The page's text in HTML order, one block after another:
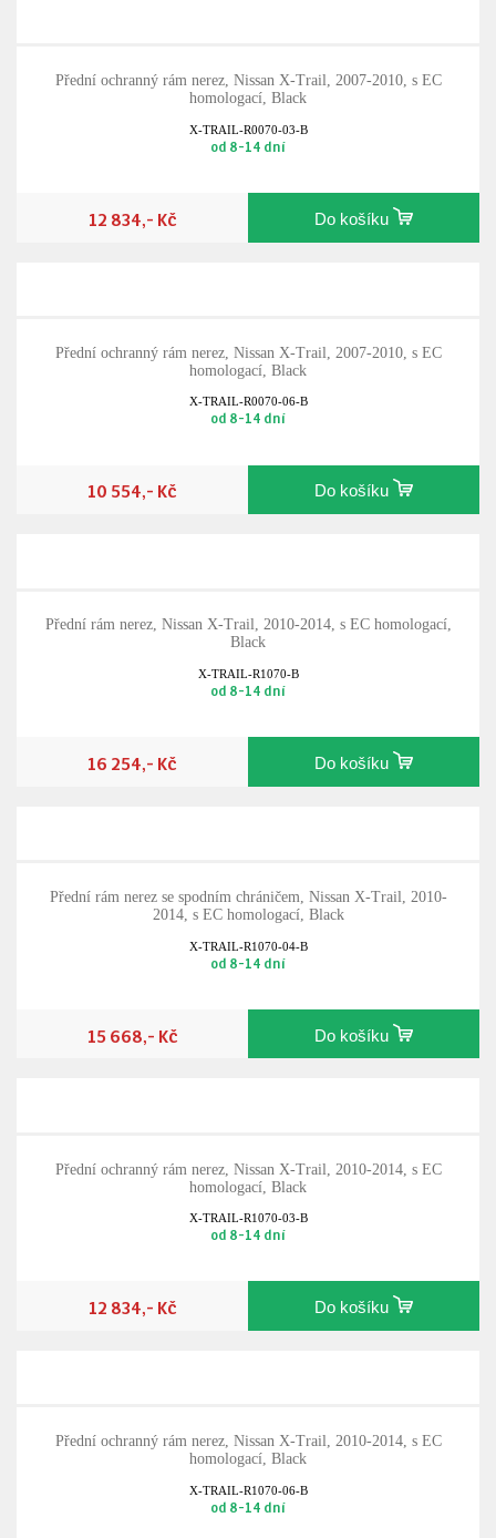
Přední ochranný rám nerez, Nissan X-Trail, 2007-2010, s EC
homologací, Black
X-TRAIL-R0070-03-B
od 8-14 dní
12 834,- Kč Do košíku
Přední ochranný rám nerez, Nissan X-Trail, 2007-2010, s EC
homologací, Black
X-TRAIL-R0070-06-B
od 8-14 dní
10 554,- Kč Do košíku
Přední rám nerez, Nissan X-Trail, 2010-2014, s EC homologací,
Black
X-TRAIL-R1070-B
od 8-14 dní
16 254,- Kč Do košíku
Přední rám nerez se spodním chráničem, Nissan X-Trail, 2010-
2014, s EC homologací, Black
X-TRAIL-R1070-04-B
od 8-14 dní
15 668,- Kč Do košíku
Přední ochranný rám nerez, Nissan X-Trail, 2010-2014, s EC
homologací, Black
X-TRAIL-R1070-03-B
od 8-14 dní
12 834,- Kč Do košíku
Přední ochranný rám nerez, Nissan X-Trail, 2010-2014, s EC
homologací, Black
X-TRAIL-R1070-06-B
od 8-14 dní